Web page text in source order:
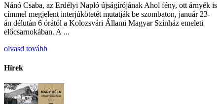
Nánó Csaba, az Erdélyi Napló újságírójának Ahol fény, ott árnyék is
címmel megjelent interjúkötetét mutatják be szombaton, január 23-
án délután 6 órától a Kolozsvári Állami Magyar Színház emeleti
előcsarnokában. A ...
olvasd tovább
Hírek